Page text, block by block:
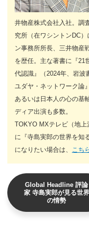
井物産株式会社入社。調
究所（在ワシントンDC
ン事務所所長、三井物産
を歴任。主な著書に『
代認識』（2024年、岩波
ユダヤ・ネットワーク論
あるいは日本人の心の基
ディア出演も多数。
TOKYO MXテレビ（地
に『寺島実郎の世界を知
になりたい場合は、 こち
Global Headline 評論
家 寺島実郎が見る世界
の情勢